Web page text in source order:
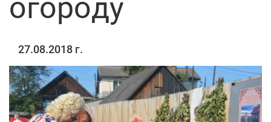
27.08.2018 г.